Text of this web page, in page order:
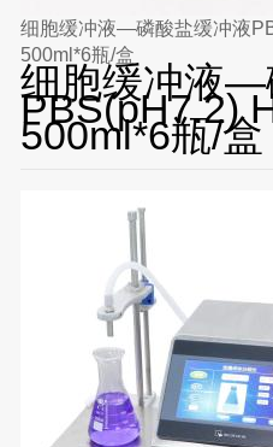
细胞缓冲液—磷酸盐缓冲液PBS(pH7.2)
500ml*6瓶/盒
细胞缓冲液—
PBS(pH7.2)
500ml*6瓶/盒